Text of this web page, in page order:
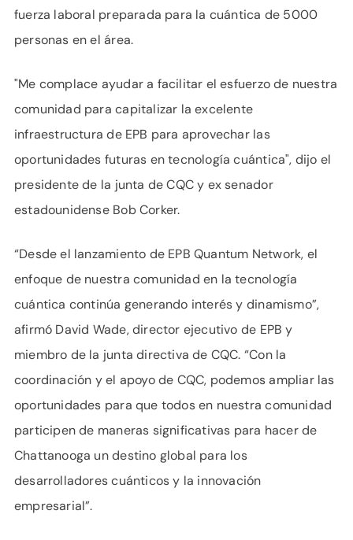
fuerza laboral preparada para la cuántica de 5000
personas en el área.
"Me complace ayudar a facilitar el esfuerzo de nuestra
comunidad para capitalizar la excelente
infraestructura de EPB para aprovechar las
oportunidades futuras en tecnología cuántica", dijo el
presidente de la junta de CQC y ex senador
estadounidense Bob Corker.
“Desde el lanzamiento de EPB Quantum Network, el
enfoque de nuestra comunidad en la tecnología
cuántica continúa generando interés y dinamismo”,
afirmó David Wade, director ejecutivo de EPB y
miembro de la junta directiva de CQC. “Con la
coordinación y el apoyo de CQC, podemos ampliar las
oportunidades para que todos en nuestra comunidad
participen de maneras significativas para hacer de
Chattanooga un destino global para los
desarrolladores cuánticos y la innovación
empresarial”.